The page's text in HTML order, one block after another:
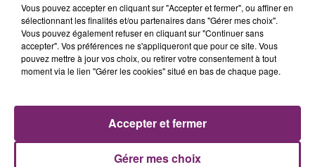
éclipse solaire du 12 Août 2026
158 pompiers de la région sont
partis hier soir pour la Gironde
Vous pouvez accepter en cliquant sur "Accepter et fermer", ou affiner en
sélectionnant les finalités et/ou partenaires dans "Gérer mes choix".
Vous pouvez également refuser en cliquant sur "Continuer sans
accepter". Vos préférences ne s'appliqueront que pour ce site. Vous
pouvez mettre à jour vos choix, ou retirer votre consentement à tout
moment via le lien "Gérer les cookies" situé en bas de chaque page.
Gérer mes choix
Accepter et fermer